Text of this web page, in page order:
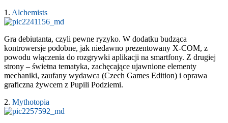
1. Alchemists
Gra debiutanta, czyli pewne ryzyko. W dodatku budząca
kontrowersje podobne, jak niedawno prezentowany X-COM, z
powodu włączenia do rozgrywki aplikacji na smartfony. Z drugiej
strony – świetna tematyka, zachęcające ujawnione elementy
mechaniki, zaufany wydawca (Czech Games Edition) i oprawa
graficzna żywcem z Pupili Podziemi.
2. Mythotopia